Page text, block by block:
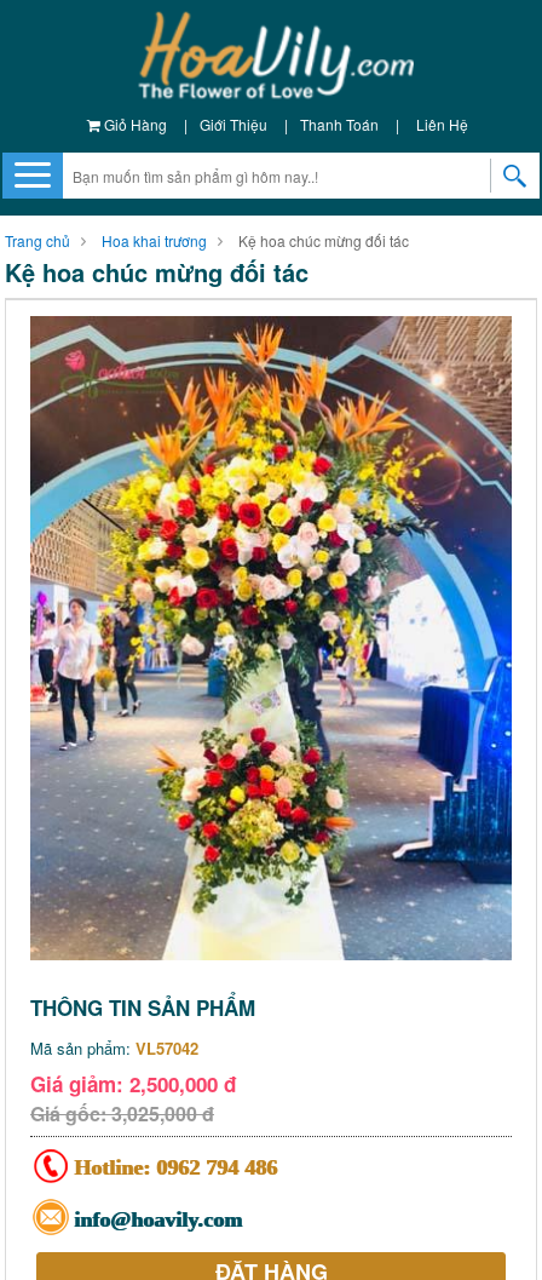
Giỏ Hàng | Giới Thiệu | Thanh Toán | Liên Hệ
Trang chủ Hoa khai trương Kệ hoa chúc mừng đối tác
Kệ hoa chúc mừng đối tác
THÔNG TIN SẢN PHẨM
Mã sản phẩm: VL57042
Giá giảm: 2,500,000 đ
Giá gốc: 3,025,000 đ
Hotline: 0962 794 486
info@hoavily.com
ĐẶT HÀNG